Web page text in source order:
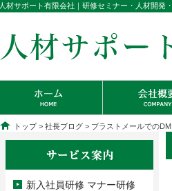
人材サポート有限会社｜研修セミナー・人材開発
トップ> 社長ブログ > ブラストメールでの
新入社員研修 マナー研修